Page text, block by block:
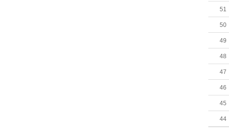
51
50
49
48
47
46
45
44